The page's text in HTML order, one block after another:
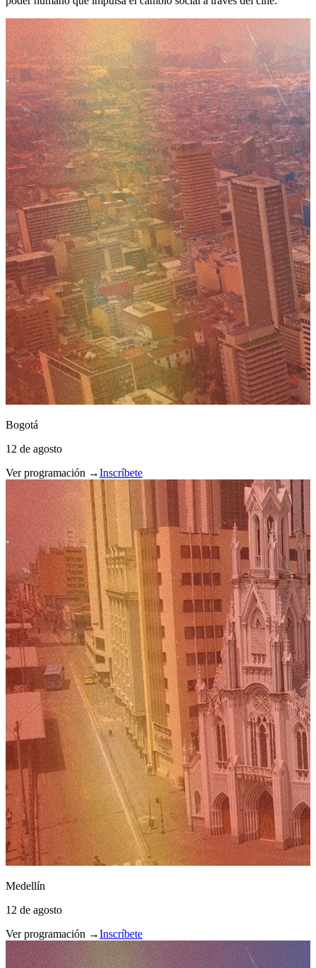
Bogotá
12 de agosto
Ver programación →Inscríbete
Medellín
12 de agosto
Ver programación →Inscríbete